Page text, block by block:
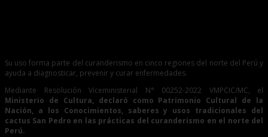
Su uso forma parte del curanderismo en cinco regiones del norte del Perú y
ayuda a diagnosticar, prevenir y curar enfermedades.
Mediante Resolución Viceministerial N° 00252-2022 VMPCIC/MC, el
Ministerio de Cultura, declaró como Patrimonio Cultural de la
Nación, a los Conocimientos, saberes y usos tradicionales del
cactus San Pedro en las prácticas del curanderismo en el norte del
Perú.